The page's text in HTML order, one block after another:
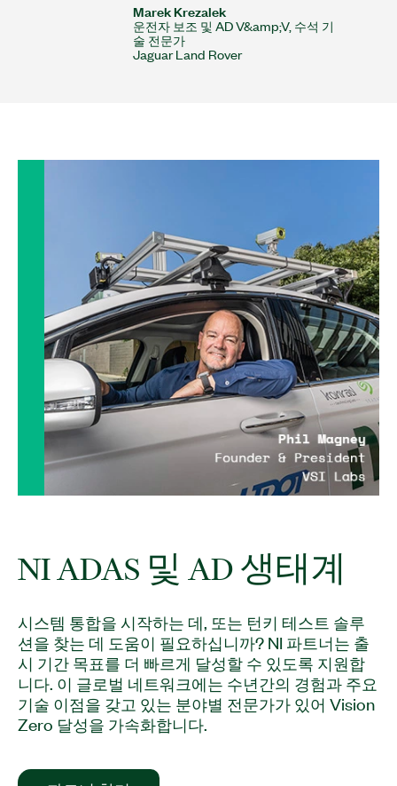
Marek Krezalek
운전자 보조 및 AD V&amp;V, 수석 기
술 전문가
Jaguar Land Rover
시스템 통합을 시작하는 데, 또는 턴키 테스트 솔루
션을 찾는 데 도움이 필요하십니까? NI 파트너는 출
시 기간 목표를 더 빠르게 달성할 수 있도록 지원합
니다. 이 글로벌 네트워크에는 수년간의 경험과 주요
기술 이점을 갖고 있는 분야별 전문가가 있어 Vision
Zero 달성을 가속화합니다.